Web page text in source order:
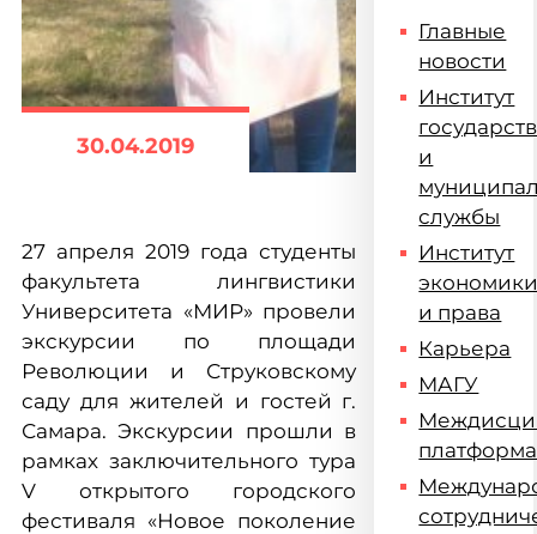
30.04.2019
27 апреля 2019 года студенты
факультета лингвистики
Университета «МИР» провели
экскурсии по площади
Революции и Струковскому
саду для жителей и гостей г.
Самара. Экскурсии прошли в
рамках заключительного тура
V открытого городского
фестиваля «Новое поколение
Главные
новости
Институт
и
службы
Институт
и права
Карьера
МАГУ
платформа